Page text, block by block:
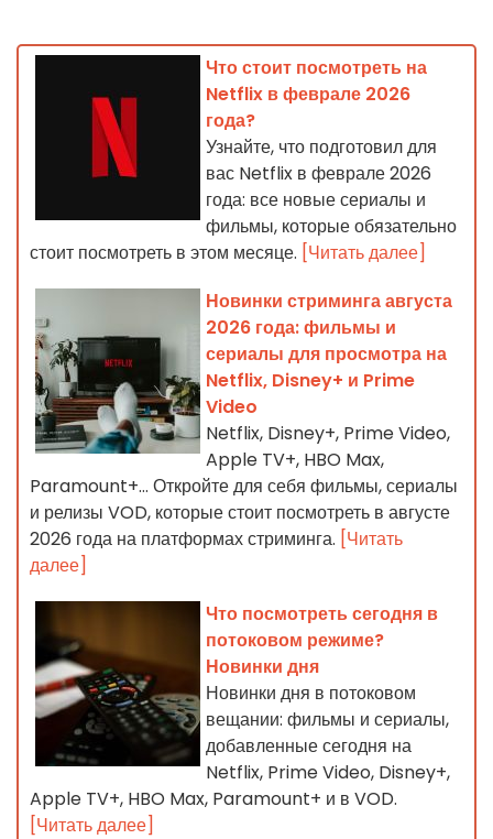
Что стоит посмотреть на
Netflix в феврале 2026
года?
Узнайте, что подготовил для
вас Netflix в феврале 2026
года: все новые сериалы и
фильмы, которые обязательно
стоит посмотреть в этом месяце. [Читать далее]
Новинки стриминга августа
2026 года: фильмы и
сериалы для просмотра на
Netflix, Disney+ и Prime
Video
Netflix, Disney+, Prime Video,
Apple TV+, HBO Max,
Paramount+… Откройте для себя фильмы, сериалы
и релизы VOD, которые стоит посмотреть в августе
2026 года на платформах стриминга. [Читать
далее]
Что посмотреть сегодня в
потоковом режиме?
Новинки дня
Новинки дня в потоковом
вещании: фильмы и сериалы,
добавленные сегодня на
Netflix, Prime Video, Disney+,
Apple TV+, HBO Max, Paramount+ и в VOD.
[Читать далее]